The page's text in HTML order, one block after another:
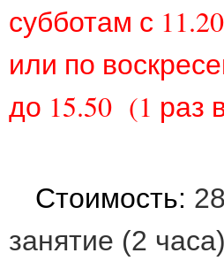
субботам с
или по
до 15.50 (1 раз
Стоимость:
занятие (2